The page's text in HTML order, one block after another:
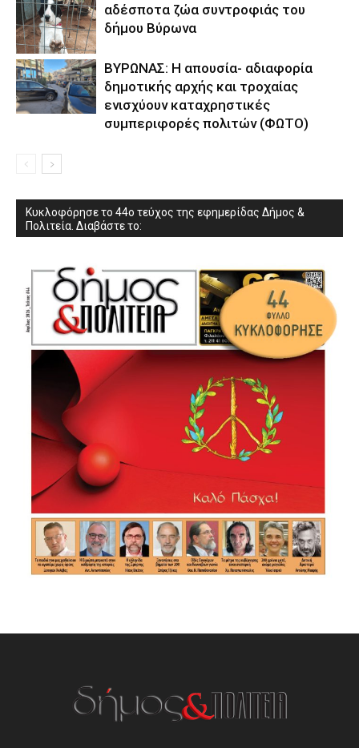
αδέσποτα ζώα συντροφιάς του
δήμου Βύρωνα
ΒΥΡΩΝΑΣ: Η απουσία- αδιαφορία
δημοτικής αρχής και τροχαίας
ενισχύουν καταχρηστικές
συμπεριφορές πολιτών (ΦΩΤΟ)
Κυκλοφόρησε το 44ο τεύχος της εφημερίδας Δήμος &
Πολιτεία. Διαβάστε το: